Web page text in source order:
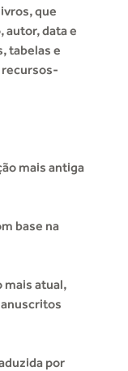
que
autor, data e
tabelas e
mais antiga
base na
mais atual,
por